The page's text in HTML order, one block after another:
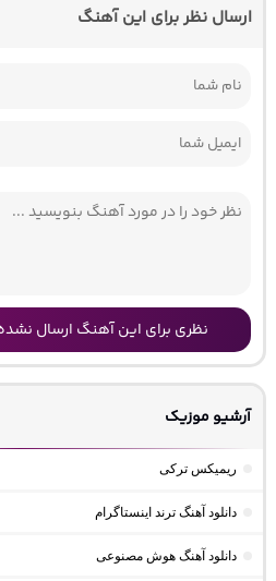
ارسال نظر برای این آهنگ
نظری برای این آهنگ ارسال
آرشیو موزیک
ریمیکس ترکی
دانلود آهنگ ترند اینستاگرام
دانلود آهنگ هوش مصنوعی